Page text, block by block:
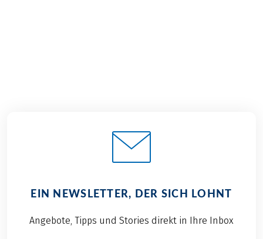
EIN NEWSLETTER, DER SICH LOHNT
Angebote, Tipps und Stories direkt in Ihre Inbox